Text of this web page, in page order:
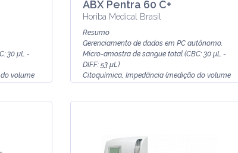
30 µL -
volume
ABX Pentra 60 C+
Horiba Medical Brasil
Resumo
Gerenciamento de dados em PC autônomo.
Micro-amostra de sangue total (CBC: 30 µL -
DIFF: 53 µL)
Citoquímica, Impedância (medição do volume